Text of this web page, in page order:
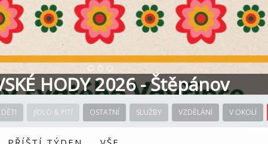
HODY 2026 - Štěpánov
DĚTI JÍDLO & PITÍ OSTATNÍ SLUŽBY VZDĚLÁNÍ V OKOLÍ